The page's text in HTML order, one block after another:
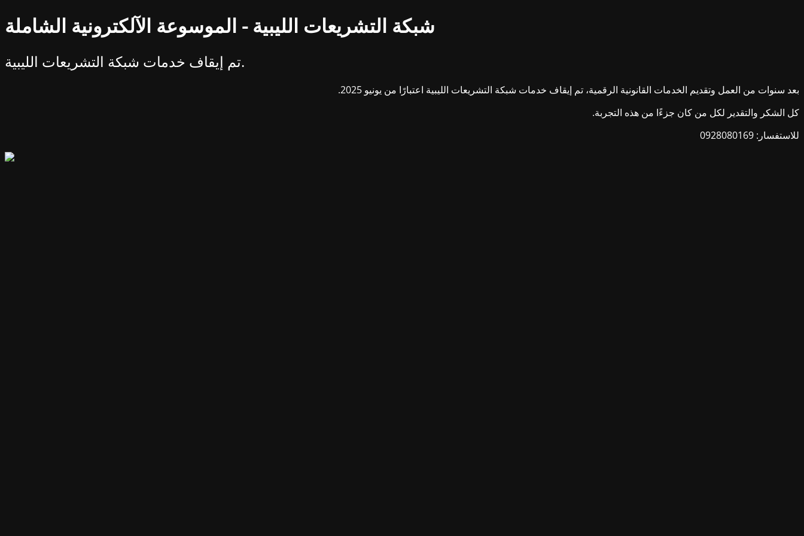
شبكة التشريعات الليبية - الموسوعة الآلكترونية الشاملة
تم إيقاف خدمات شبكة التشريعات الليبية.
بعد سنوات من العمل وتقديم الخدمات القانونية الرقمية، تم إيقاف خدمات شبكة التشريعات الليبية اعتبارًا من يونيو 2025.
كل الشكر والتقدير لكل من كان جزءًا من هذه التجربة.
للاستفسار: 0928080169